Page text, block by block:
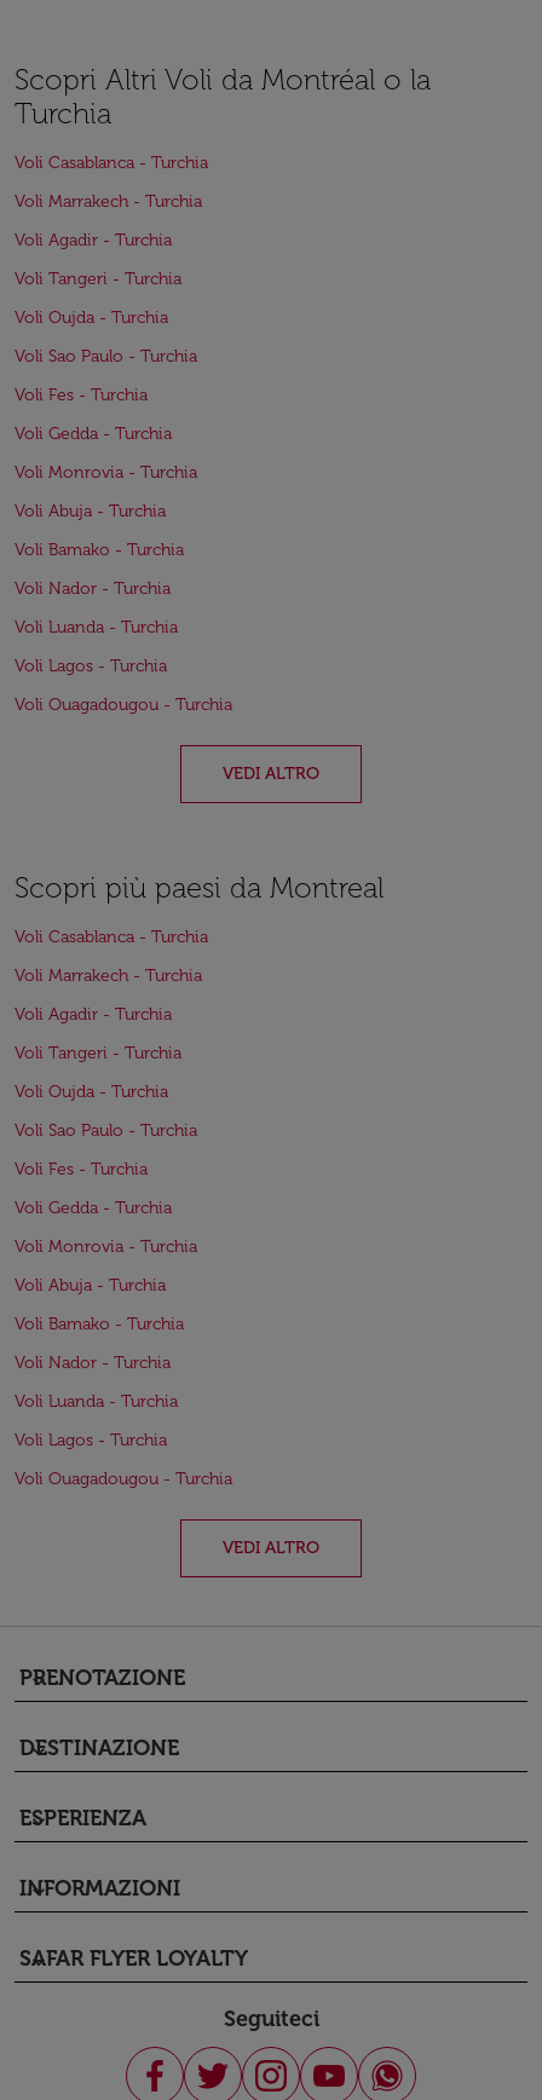
Scopri Altri Voli da Montréal o la
Turchia
Voli Casablanca - Turchia
Voli Marrakech - Turchia
Voli Agadir - Turchia
Voli Tangeri - Turchia
Voli Oujda - Turchia
Voli Sao Paulo - Turchia
Voli Fes - Turchia
Voli Gedda - Turchia
Voli Monrovia - Turchia
Voli Abuja - Turchia
Voli Bamako - Turchia
Voli Nador - Turchia
Voli Luanda - Turchia
Voli Lagos - Turchia
Voli Ouagadougou - Turchia
VEDI ALTRO
Scopri più paesi da Montreal
Voli Casablanca - Turchia
Voli Marrakech - Turchia
Voli Agadir - Turchia
Voli Tangeri - Turchia
Voli Oujda - Turchia
Voli Sao Paulo - Turchia
Voli Fes - Turchia
Voli Gedda - Turchia
Voli Monrovia - Turchia
Voli Abuja - Turchia
Voli Bamako - Turchia
Voli Nador - Turchia
Voli Luanda - Turchia
Voli Lagos - Turchia
Voli Ouagadougou - Turchia
VEDI ALTRO
PRENOTAZIONE
keyboard_arrow_down
DESTINAZIONE
keyboard_arrow_down
ESPERIENZA
keyboard_arrow_down
INFORMAZIONI
keyboard_arrow_down
SAFAR FLYER LOYALTY
keyboard_arrow_down
Seguiteci